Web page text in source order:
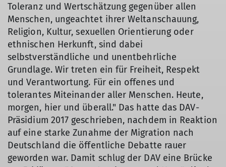
Toleranz und Wertschätzung gegenüber allen
Menschen, ungeachtet ihrer Weltanschauung,
Religion, Kultur, sexuellen Orientierung oder
ethnischen Herkunft, sind dabei
selbstverständliche und unentbehrliche
Grundlage. Wir treten ein für Freiheit, Respekt
und Verantwortung. Für ein offenes und
tolerantes Miteinander aller Menschen. Heute,
morgen, hier und überall." Das hatte das DAV-
Präsidium 2017 geschrieben, nachdem in Reaktion
auf eine starke Zunahme der Migration nach
Deutschland die öffentliche Debatte rauer
geworden war. Damit schlug der DAV eine Brücke